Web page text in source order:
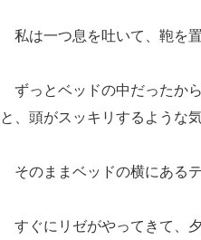
私は一つ息を吐いて、鞄を
ずっとベッドの中だったか
と、頭がスッキリするような気
そのままベッドの横にある
すぐにリゼがやってきて、